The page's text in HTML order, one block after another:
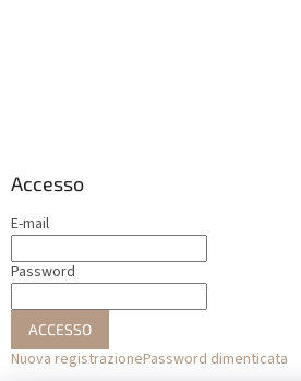
Accesso
E-mail
Password
ACCESSO
Nuova registrazionePassword dimenticata